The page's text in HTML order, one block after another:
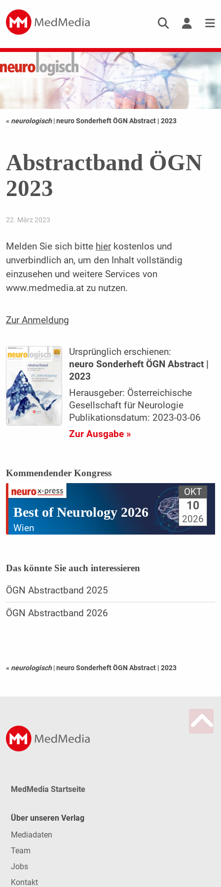
« neurologisch |neuro Sonderheft ÖGN Abstract | 2023
Abstractband ÖGN
2023
22. März 2023
Melden Sie sich bitte hierkostenlos und
unverbindlich an, um den Inhalt vollständig
einzusehen und weitere Services von
www.medmedia.at zu nutzen.
Zur Anmeldung
Ursprünglich erschienen:
neuro Sonderheft ÖGN Abstract |
2023
Herausgeber: Österreichische
Gesellschaft für Neurologie
Publikationsdatum: 2023-03-06
Zur Ausgabe »
Kommendender Kongress
Best of Neurology 2026
Wien
OKT
10
2026
Das könnte Sie auch interessieren
ÖGN Abstractband 2025
ÖGN Abstractband 2026
« neurologisch |neuro Sonderheft ÖGN Abstract | 2023
MedMedia Startseite
Über unseren Verlag
Mediadaten
Team
Jobs
Kontakt